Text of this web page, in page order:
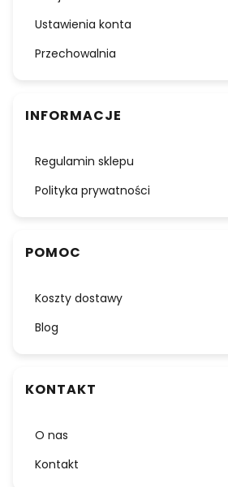
Ustawienia konta
Przechowalnia
INFORMACJE
Regulamin sklepu
Polityka prywatności
POMOC
Koszty dostawy
Blog
KONTAKT
O nas
Kontakt